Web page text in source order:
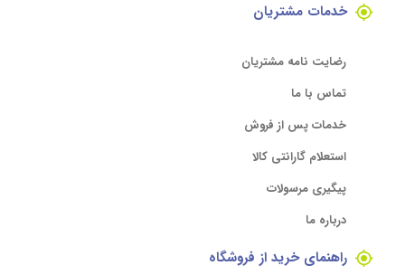
خدمات مشتریان
رضایت نامه مشتریان
تماس با ما
خدمات پس از فروش
استعلام گارانتی کالا
پیگیری مرسولات
درباره ما
راهنمای خرید از فروشگاه